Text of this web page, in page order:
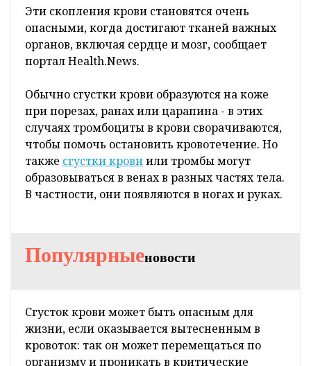
Эти скопления крови становятся очень
опасными, когда достигают тканей важных
органов, включая сердце и мозг, сообщает
портал Health.News.
Обычно сгустки крови образуются на коже
при порезах, ранах или царапина - в этих
случаях тромбоциты в крови сворачиваются,
чтобы помочь остановить кровотечение. Но
также сгустки кровиили тромбы могут
образовываться в венах в разных частях тела.
В частности, они появляются в ногах и руках.
Популярныеновости
Сгусток крови может быть опасным для
жизни, если оказывается вытесненным в
кровоток: так он может перемещаться по
организму и проникать в критические